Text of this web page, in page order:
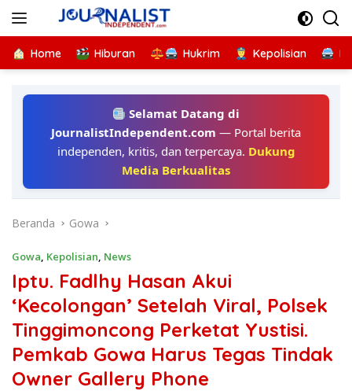
Home Hiburan Hukrim Kepolisian
Selamat Datang di
JournalistIndependent.com — Portal berita
independen, kritis, dan terpercaya. Dukung
Media Berkualitas
Beranda Gowa
Gowa, Kepolisian, News
Iptu. Fadlhy Hasan Akui
‘Kecolongan’ Setelah Viral, Polsek
Tinggimoncong Perketat Yustisi.
Pemkab Gowa Harus Tegas Tindak
Owner Gallery Phone